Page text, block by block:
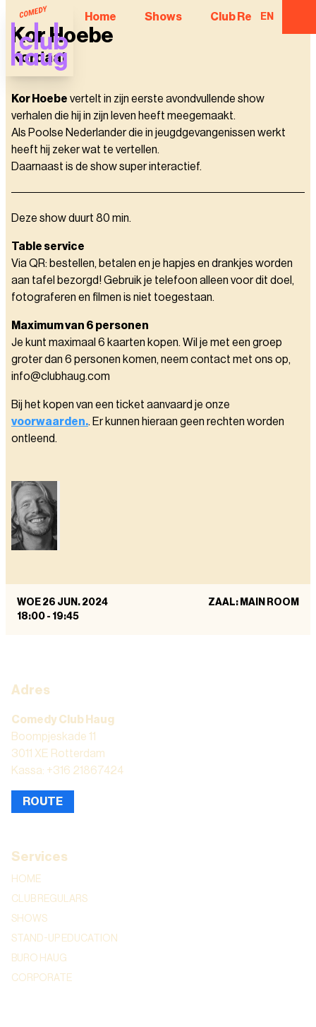
Home Shows Club Regulars
EN
Kor Hoebe
Kordaat
Kor Hoebe vertelt in zijn eerste avondvullende show
verhalen die hij in zijn leven heeft meegemaakt.
Als Poolse Nederlander die in jeugdgevangenissen werkt
heeft hij zeker wat te vertellen.
Daarnaast is de show super interactief.
Deze show duurt 80 min.
Table service
Via QR: bestellen, betalen en je hapjes en drankjes worden
aan tafel bezorgd! Gebruik je telefoon alleen voor dit doel,
fotograferen en filmen is niet toegestaan.
Maximum van 6 personen
Je kunt maximaal 6 kaarten kopen. Wil je met een groep
groter dan 6 personen komen, neem contact met ons op,
info@clubhaug.com
Bij het kopen van een ticket aanvaard je onze
voorwaarden.. Er kunnen hieraan geen rechten worden
ontleend.
WOE 26 JUN. 2024
18:00 - 19:45
ZAAL: MAIN ROOM
Adres
Comedy Club Haug
Boompjeskade 11
3011 XE Rotterdam
Kassa: +316 21867424
ROUTE
Services
HOME
CLUB REGULARS
SHOWS
STAND-UP EDUCATION
BURO HAUG
CORPORATE